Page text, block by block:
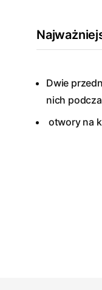
Dwie
nich
otwory na